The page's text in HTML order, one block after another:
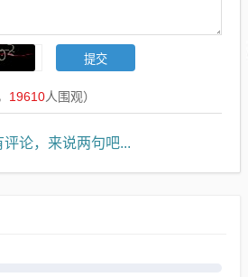
19610人围观）
评论，来说两句吧...